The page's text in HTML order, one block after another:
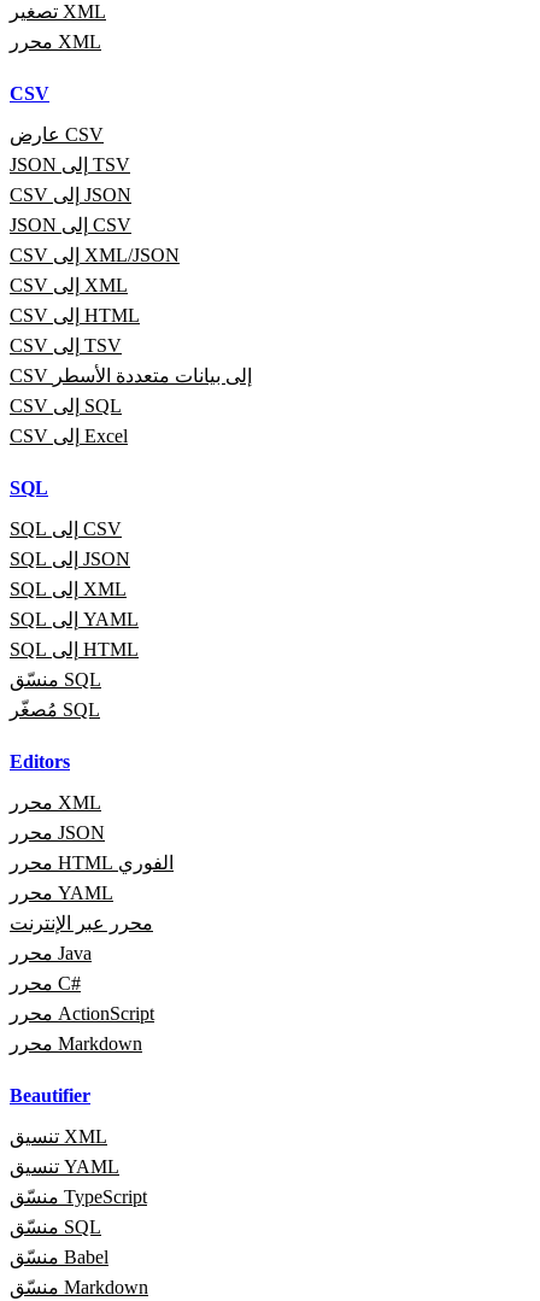
تصغير XML
محرر XML
CSV
عارض CSV
JSON إلى TSV
CSV إلى JSON
JSON إلى CSV
CSV إلى XML/JSON
CSV إلى XML
CSV إلى HTML
CSV إلى TSV
CSV إلى بيانات متعددة الأسطر
CSV إلى SQL
CSV إلى Excel
SQL
SQL إلى CSV
SQL إلى JSON
SQL إلى XML
SQL إلى YAML
SQL إلى HTML
منسّق SQL
مُصغّر SQL
Editors
محرر XML
محرر JSON
محرر HTML الفوري
محرر YAML
محرر عبر الإنترنت
محرر Java
محرر C#
محرر ActionScript
محرر Markdown
Beautifier
تنسيق XML
تنسيق YAML
منسّق TypeScript
منسّق SQL
منسّق Babel
منسّق Markdown